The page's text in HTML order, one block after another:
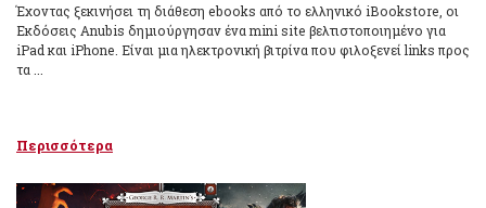
Έχοντας ξεκινήσει τη διάθεση ebooks από το ελληνικό iBookstore, οι
Εκδόσεις Anubis δημιούργησαν ένα mini site βελτιστοποιημένο για
iPad και iPhone. Είναι μια ηλεκτρονική βιτρίνα που φιλοξενεί links προς
τα ...
Περισσότερα